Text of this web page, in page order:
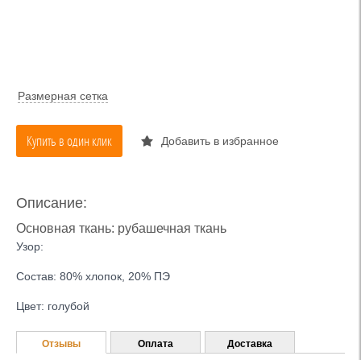
Размерная сетка
Купить в один клик Добавить в избранное
Описание:
Основная ткань: рубашечная ткань
Узор:
Состав: 80% хлопок, 20% ПЭ
Цвет: голубой
Отзывы Оплата Доставка